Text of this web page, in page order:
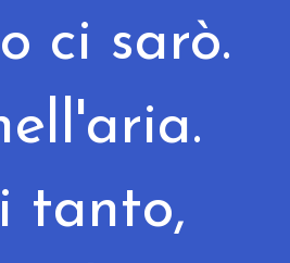
ci sarò.
tanto,